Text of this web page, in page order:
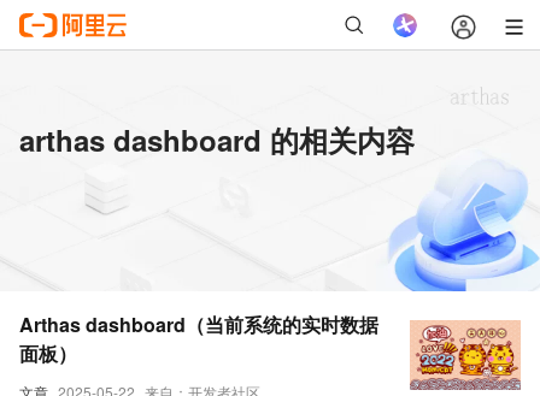
arthas dashboard 的相关内容
文章 2025-05-22 来自：开发者社区
Arthas dashboard（当前系统的实时数据
面板）